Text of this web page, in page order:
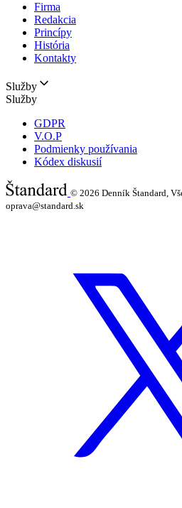
Firma
Redakcia
Princípy
História
Kontakty
Služby
Služby
GDPR
V.O.P
Podmienky používania
Kódex diskusií
© 2026 Denník Štandard,
oprava@standard.sk